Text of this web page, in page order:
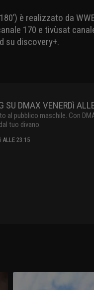
180’) è realizzato da
170 e tivùsat
su discovery+.
SU DMAX VENERDì
pubblico maschile. Con
tuo divano.
ALLE 23:15